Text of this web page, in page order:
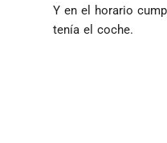
Y en el horario
tenía el coche.